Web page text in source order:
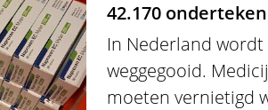
42.170
In Nederland
weggegooid.
moeten vernietigd